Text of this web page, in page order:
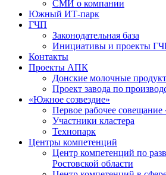
СМИ о компании
Южный ИТ-парк
ГЧП
Законодательная база
Инициативы и проекты
Контакты
Проекты АПК
Донские молочные
Проект завода по
«Южное созвездие»
Первое рабочее
Участники кластера
Технопарк
Центры компетенций
Центр компетенций по
Ростовской области